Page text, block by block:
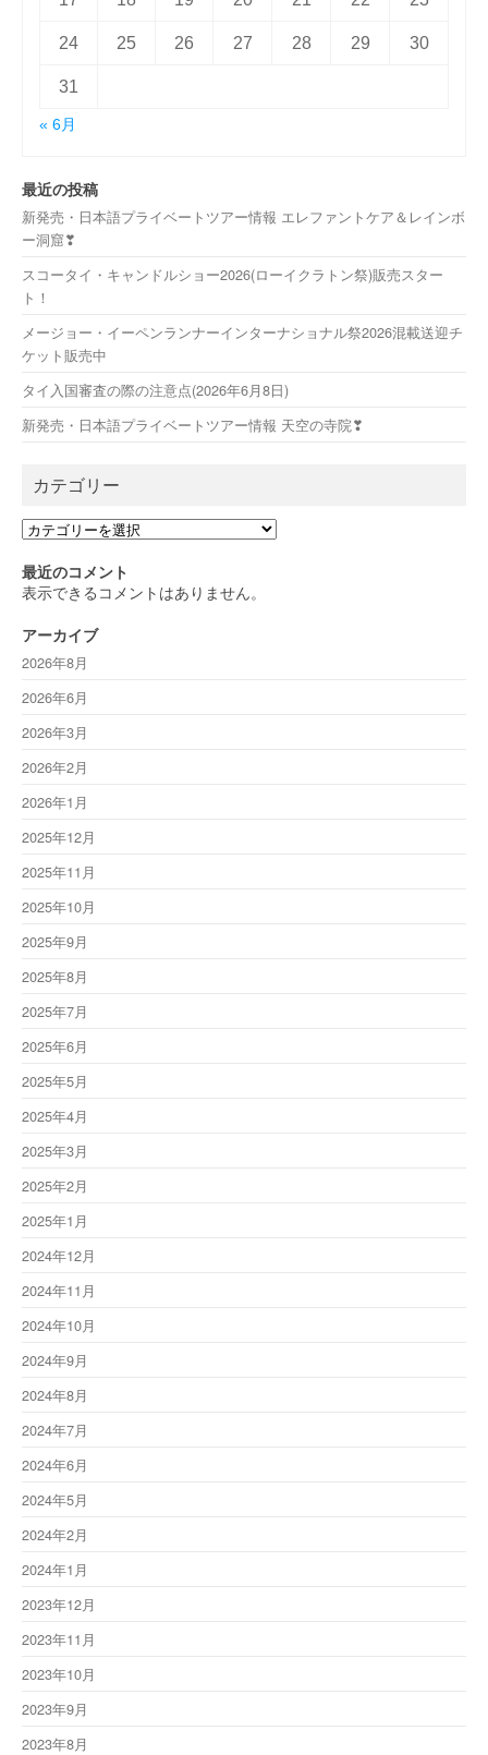
24 25 26 27 28 29 30
31
« 6月
最近の投稿
新発売・日本語プライベートツアー情報 エレファントケア＆レインボ
ー洞窟❣
スコータイ・キャンドルショー2026(ローイクラトン祭)販売スター
ト！
メージョー・イーペンランナーインターナショナル祭2026混載送迎チ
ケット販売中
タイ入国審査の際の注意点(2026年6月8日)
新発売・日本語プライベートツアー情報 天空の寺院❣
カテゴリー
カ
ゴ
リ
最近のコメント
表示できるコメントはありません。
アーカイブ
2026年8月
2026年6月
2026年3月
2026年2月
2026年1月
2025年12月
2025年11月
2025年10月
2025年9月
2025年8月
2025年7月
2025年6月
2025年5月
2025年4月
2025年3月
2025年2月
2025年1月
2024年12月
2024年11月
2024年10月
2024年9月
2024年8月
2024年7月
2024年6月
2024年5月
2024年2月
2024年1月
2023年12月
2023年11月
2023年10月
2023年9月
2023年8月